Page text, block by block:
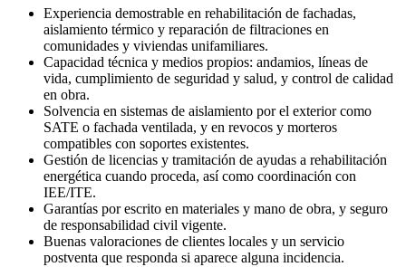
Experiencia demostrable en rehabilitación de fachadas,
aislamiento térmico y reparación de filtraciones en
comunidades y viviendas unifamiliares.
Capacidad técnica y medios propios: andamios, líneas de
vida, cumplimiento de seguridad y salud, y control de calidad
en obra.
Solvencia en sistemas de aislamiento por el exterior como
SATE o fachada ventilada, y en revocos y morteros
compatibles con soportes existentes.
Gestión de licencias y tramitación de ayudas a rehabilitación
energética cuando proceda, así como coordinación con
IEE/ITE.
Garantías por escrito en materiales y mano de obra, y seguro
de responsabilidad civil vigente.
Buenas valoraciones de clientes locales y un servicio
postventa que responda si aparece alguna incidencia.